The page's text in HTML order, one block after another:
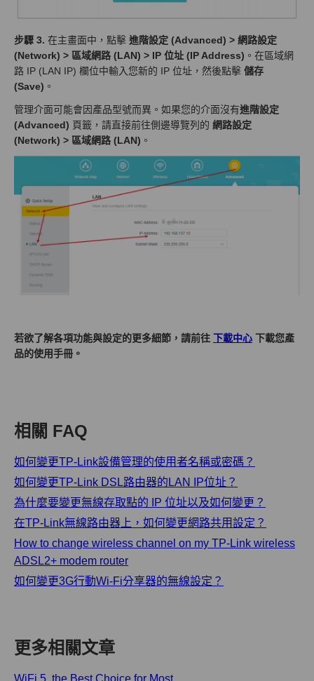
步驟 3. 在主畫面中，點擊 進階設定 (Advanced) > 網路設定
(Network) > 區域網路 (LAN) > IP 位址 (IP Address) 。在區域網
路 IP (LAN IP) 欄位中輸入您新的 IP 位址，然後點擊 儲存
(Save) 。
管理介面可能會因產品型號而異。如果您的介面沒有進階設定
(Advanced) 頁籤，請直接前往側邊導覽列的 網路設定
(Network) > 區域網路 (LAN) 。
若欲了解各項功能與設定的更多細節，請前往 下載中心 下載您產
品的使用手冊。
相關 FAQ
如何變更TP-Link設備管理的使用者名稱或密碼？
如何變更TP-Link DSL路由器的LAN IP位址？
為什麼要變更無線存取點的 IP 位址以及如何變更？
在TP-Link無線路由器上，如何變更網路共用設定？
How to change wireless channel on my TP-Link wireless
ADSL2+ modem router
如何變更3G行動Wi-Fi分享器的無線設定？
更多相關文章
WiFi 5, the Best Choice for Most